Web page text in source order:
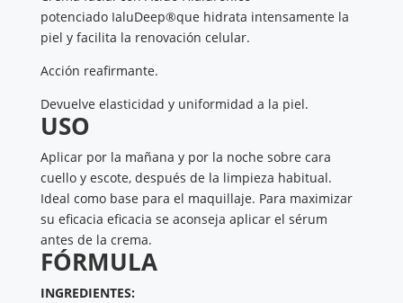
potenciado IaluDeep®que hidrata intensamente la
piel y facilita la renovación celular.
Acción reafirmante.
Devuelve elasticidad y uniformidad a la piel.
USO
Aplicar por la mañana y por la noche sobre cara
cuello y escote, después de la limpieza habitual.
Ideal como base para el maquillaje. Para maximizar
su eficacia eficacia se aconseja aplicar el sérum
antes de la crema.
FÓRMULA
​INGREDIENTES: